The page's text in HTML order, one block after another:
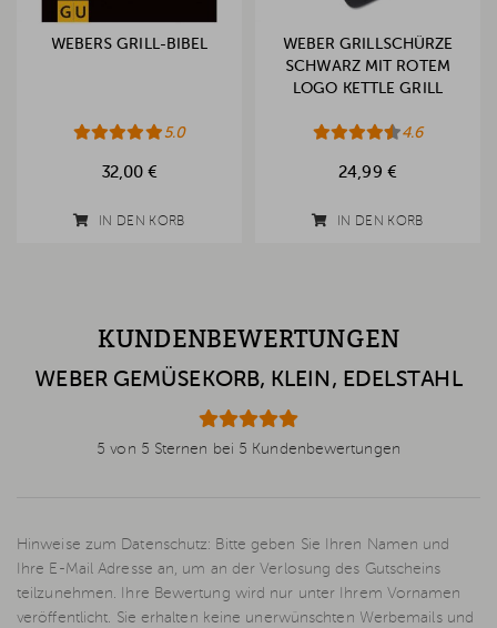
WEBERS GRILL-BIBEL
5.0
32,00 €
IN DEN KORB
WEBER GRILLSCHÜRZE
SCHWARZ MIT ROTEM
LOGO KETTLE GRILL
4.6
24,99 €
IN DEN KORB
KUNDENBEWERTUNGEN
WEBER GEMÜSEKORB, KLEIN, EDELSTAHL
5 von 5 Sternen bei 5 Kundenbewertungen
Hinweise zum Datenschutz: Bitte geben Sie Ihren Namen und
Ihre E-Mail Adresse an, um an der Verlosung des Gutscheins
teilzunehmen. Ihre Bewertung wird nur unter Ihrem Vornamen
veröffentlicht. Sie erhalten keine unerwünschten Werbemails und